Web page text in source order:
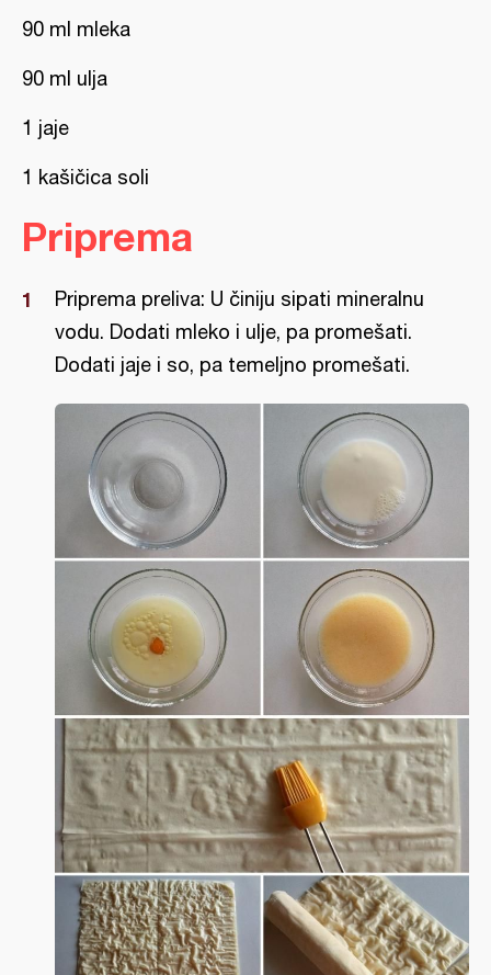
90 ml mleka
90 ml ulja
1 jaje
1 kašičica soli
Priprema
Priprema preliva: U činiju sipati mineralnu
vodu. Dodati mleko i ulje, pa promešati.
Dodati jaje i so, pa temeljno promešati.